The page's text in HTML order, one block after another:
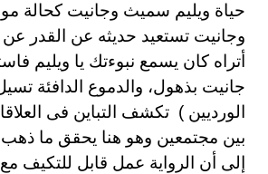
حياة ويليم سميث وجانيت كحالة
وجانيت تستعيد حديثه عن القدر عن
أتراه كان يسمع نبوءتك يا ويليم
جانيت بذهول، والدموع الدافئة
الورديين ) تكشف التباين فى
بين مجتمعين وهو هنا يحقق ما ذهب
إلى أن الرواية عمل قابل للتكيف مع